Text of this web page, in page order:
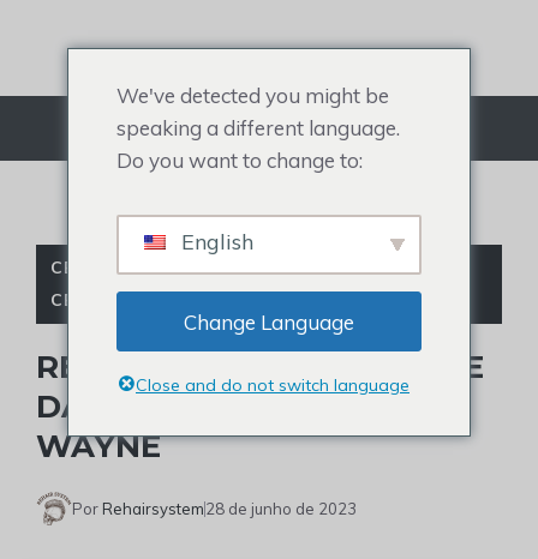
Cardápio
CELEBRIDADES CARECAS,PERUCA DE
CELEBRIDADE
REVELAÇÃO DA CALVÍCIE E
DA PERUCA DE JOHN
WAYNE
Por Rehairsystem28 de junho de 2023
We've detected you might be
speaking a different language.
Do you want to change to:
English
Change Language
Close and do not switch language